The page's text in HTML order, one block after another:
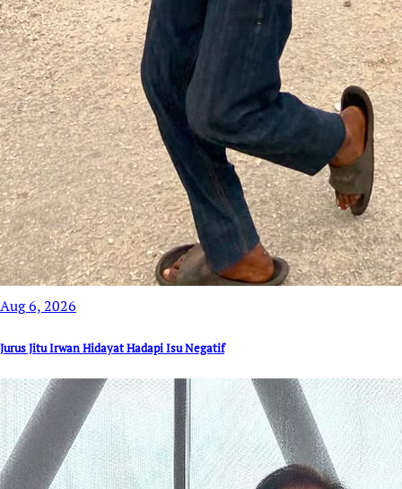
Aug 6, 2026
Jurus Jitu Irwan Hidayat Hadapi Isu Negatif